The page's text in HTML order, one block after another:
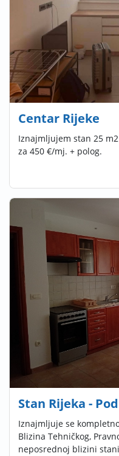
Centar Rijeke
Iznajmljujem stan 25
za 450 €/mj. + polog.
Stan Rijeka -
Iznajmljuje se
Blizina Tehničkog,
neposrednoj blizini